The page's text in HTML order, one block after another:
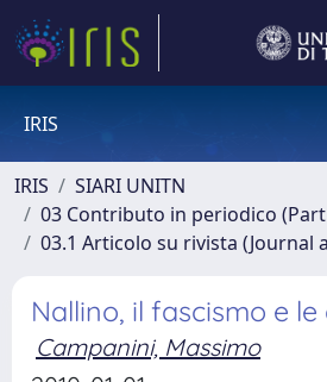
IRIS
IRIS
SIARI UNITN
03 Contributo in periodico
03.1 Articolo su rivista (Journal
Nallino, il fascismo e le
Campanini, Massimo